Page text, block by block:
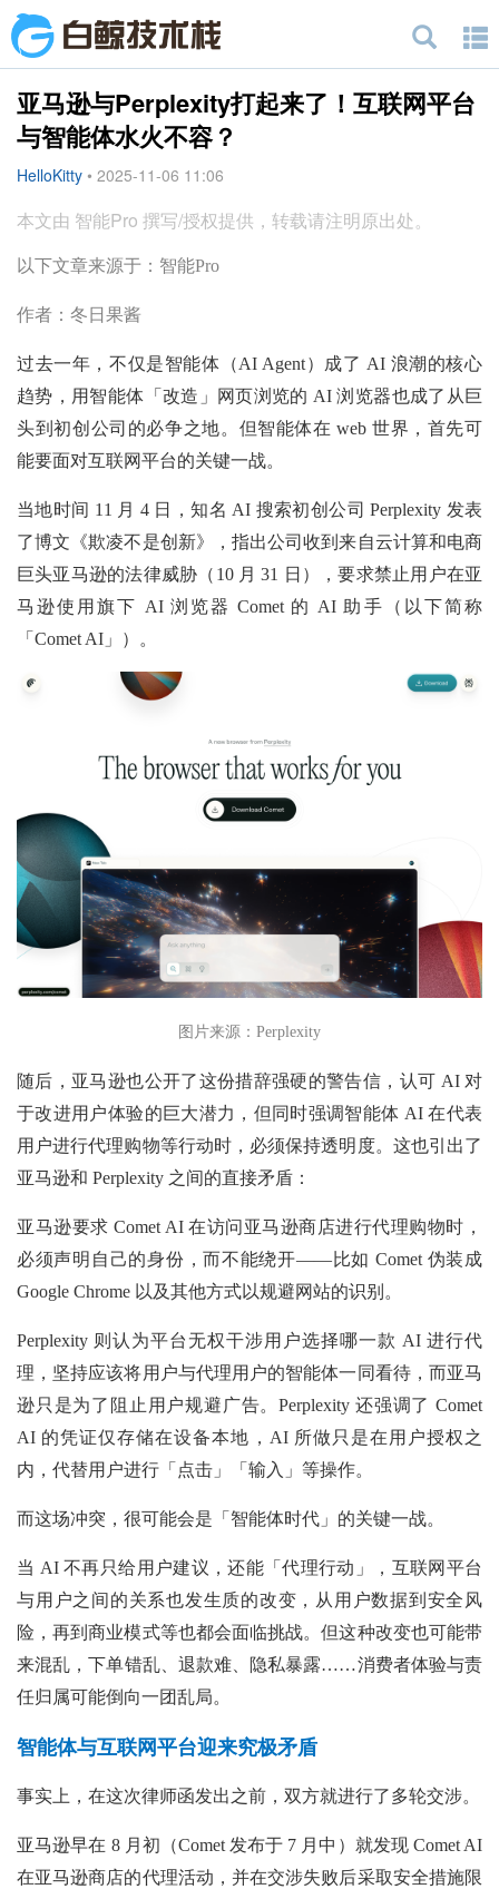
亚马逊与Perplexity打起来了！互联网平台
与智能体水火不容？
HelloKitty • 2025-11-06 11:06
本文由 智能Pro 撰写/授权提供，转载请注明原出处。
以下文章来源于：智能Pro
作者：冬日果酱
过去一年，不仅是智能体（AI Agent）成了 AI 浪潮的核心
趋势，用智能体「改造」网页浏览的 AI 浏览器也成了从巨
头到初创公司的必争之地。但智能体在 web 世界，首先可
能要面对互联网平台的关键一战。
当地时间 11 月 4 日，知名 AI 搜索初创公司 Perplexity 发表
了博文《欺凌不是创新》，指出公司收到来自云计算和电商
巨头亚马逊的法律威胁（10 月 31 日），要求禁止用户在亚
马逊使用旗下 AI 浏览器 Comet 的 AI 助手（以下简称
「Comet AI」）。
图片来源：Perplexity
随后，亚马逊也公开了这份措辞强硬的警告信，认可 AI 对
于改进用户体验的巨大潜力，但同时强调智能体 AI 在代表
用户进行代理购物等行动时，必须保持透明度。这也引出了
亚马逊和 Perplexity 之间的直接矛盾：
亚马逊要求 Comet AI 在访问亚马逊商店进行代理购物时，
必须声明自己的身份，而不能绕开——比如 Comet 伪装成
Google Chrome 以及其他方式以规避网站的识别。
Perplexity 则认为平台无权干涉用户选择哪一款 AI 进行代
理，坚持应该将用户与代理用户的智能体一同看待，而亚马
逊只是为了阻止用户规避广告。Perplexity 还强调了 Comet
AI 的凭证仅存储在设备本地，AI 所做只是在用户授权之
内，代替用户进行「点击」「输入」等操作。
而这场冲突，很可能会是「智能体时代」的关键一战。
当 AI 不再只给用户建议，还能「代理行动」，互联网平台
与用户之间的关系也发生质的改变，从用户数据到安全风
险，再到商业模式等也都会面临挑战。但这种改变也可能带
来混乱，下单错乱、退款难、隐私暴露……消费者体验与责
任归属可能倒向一团乱局。
智能体与互联网平台迎来究极矛盾
事实上，在这次律师函发出之前，双方就进行了多轮交涉。
亚马逊早在 8 月初（Comet 发布于 7 月中）就发现 Comet AI
在亚马逊商店的代理活动，并在交涉失败后采取安全措施限